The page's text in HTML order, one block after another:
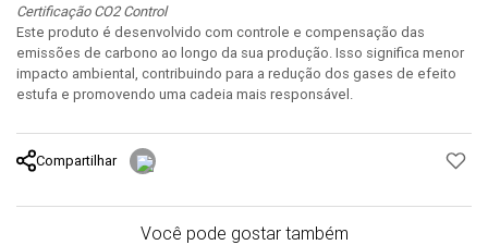
Certificação CO2 Control
Este produto é desenvolvido com controle e compensação das
emissões de carbono ao longo da sua produção. Isso significa menor
impacto ambiental, contribuindo para a redução dos gases de efeito
estufa e promovendo uma cadeia mais responsável.
Compartilhar
Você pode gostar também